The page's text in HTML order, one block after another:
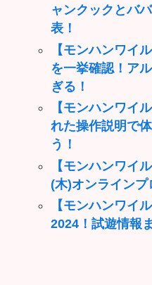
ャンクックとバ
表！
【モンハンワイ
を一挙確認！ア
ぎる！
【モンハンワイ
れた操作説明で
う！
【モンハンワイ
(木)オンラインプ
【モンハンワイ
2024！試遊情報